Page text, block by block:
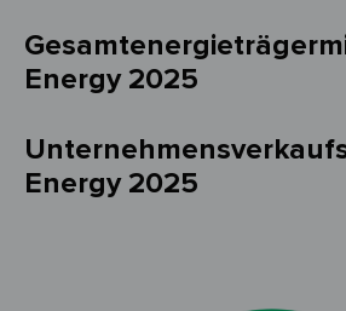
Energy 2025
Energy 2025